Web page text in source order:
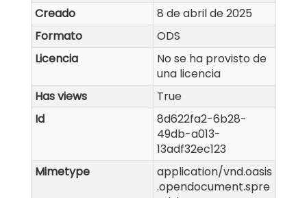
Creado
8 de abril de 2025
Formato
ODS
Licencia
No se ha provisto de
una licencia
Has views
True
Id
8d622fa2-6b28-
49db-a013-
13adf32ec123
Mimetype
application/vnd.oasis
.opendocument.spre